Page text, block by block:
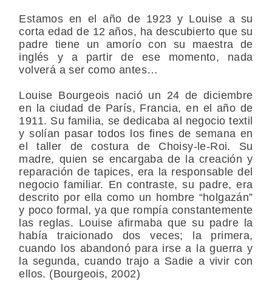
Estamos en el año de 1923 y Louise a su
corta edad de 12 años, ha descubierto que su
padre tiene un amorío con su maestra de
inglés y a partir de ese momento, nada
volverá a ser como antes…
Louise Bourgeois nació un 24 de diciembre
en la ciudad de París, Francia, en el año de
1911. Su familia, se dedicaba al negocio textil
y solían pasar todos los fines de semana en
el taller de costura de Choisy-le-Roi. Su
madre, quien se encargaba de la creación y
reparación de tapices, era la responsable del
negocio familiar. En contraste, su padre, era
descrito por ella como un hombre “holgazán”
y poco formal, ya que rompía constantemente
las reglas. Louise afirmaba que su padre la
había traicionado dos veces; la primera,
cuando los abandonó para irse a la guerra y
la segunda, cuando trajo a Sadie a vivir con
ellos. (Bourgeois, 2002)